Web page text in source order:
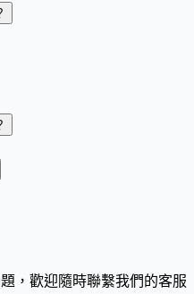
，歡迎隨時聯繫我們的客服